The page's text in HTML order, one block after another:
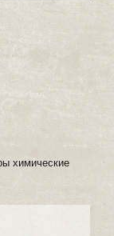
химические